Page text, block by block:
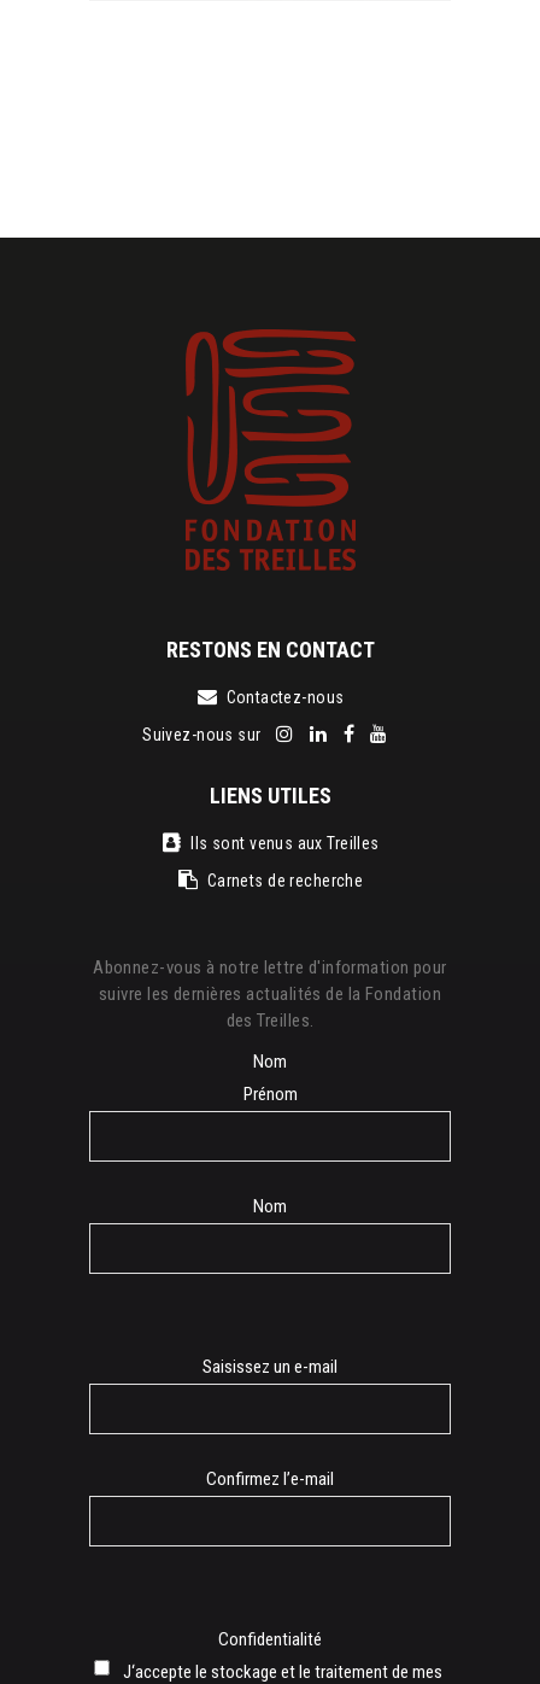
RESTONS EN CONTACT
Contactez-nous
Suivez-nous sur
LIENS UTILES
Ils sont venus aux Treilles
Carnets de recherche
Abonnez-vous à notre lettre d'information pour
suivre les dernières actualités de la Fondation
des Treilles.
Nom
Prénom
Nom
Saisissez un e-mail
Confirmez l’e-mail
Confidentialité
J‘accepte le stockage et le traitement de mes